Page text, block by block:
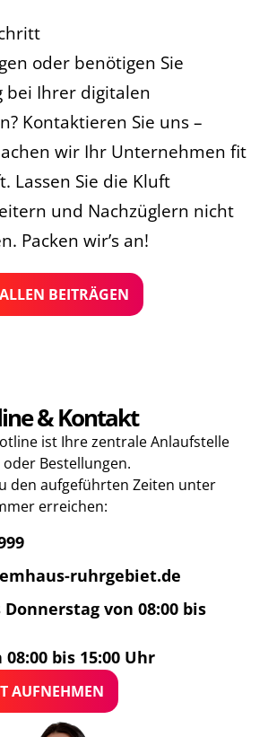
oder benötigen Sie
bei Ihrer digitalen
Kontaktieren Sie uns –
wir Ihr Unternehmen fit
Lassen Sie die Kluft
und Nachzüglern nicht
Packen wir’s an!
BEITRÄGEN
& Kontakt
ist Ihre zentrale Anlaufstelle
Bestellungen.
den aufgeführten Zeiten unter
erreichen:
ruhrgebiet.de
von 08:00 bis
bis 15:00 Uhr
AUFNEHMEN